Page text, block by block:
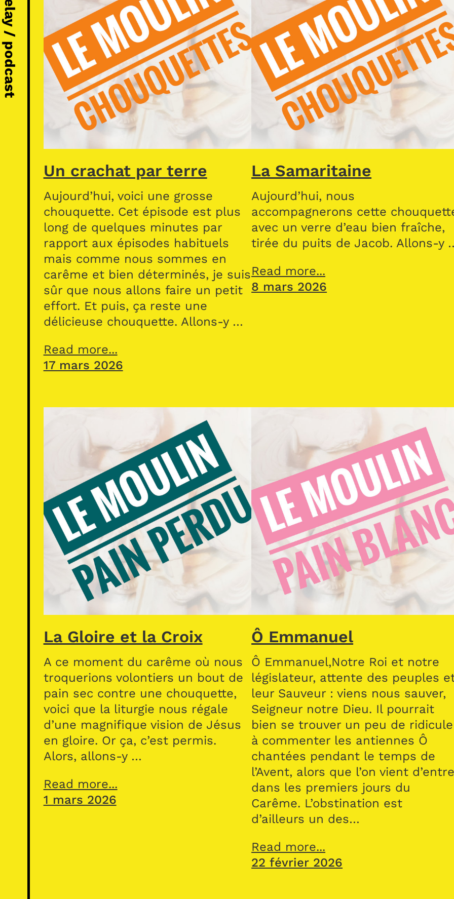
Un crachat par terre
Aujourd’hui, voici une grosse
chouquette. Cet épisode est plus
long de quelques minutes par
rapport aux épisodes habituels
mais comme nous sommes en
carême et bien déterminés, je suis
sûr que nous allons faire un petit
effort. Et puis, ça reste une
délicieuse chouquette. Allons-y …
Read more...
17 mars 2026
La Samaritaine
Aujourd’hui, nous
accompagnerons cette
avec un verre d’eau bien fraîche,
tirée du puits de Jacob. Allons-y
Read more...
8 mars 2026
La Gloire et la Croix
A ce moment du carême où nous
troquerions volontiers un bout de
pain sec contre une chouquette,
voici que la liturgie nous régale
d’une magnifique vision de Jésus
en gloire. Or ça, c’est permis.
Alors, allons-y …
Read more...
1 mars 2026
Ô Emmanuel
Ô Emmanuel,Notre Roi et notre
législateur, attente des peuples
leur Sauveur : viens nous sauver,
Seigneur notre Dieu. Il pourrait
bien se trouver un peu de ridicule
à commenter les antiennes Ô
chantées pendant le temps de
l’Avent, alors que l’on vient
dans les premiers jours du
Carême. L’obstination est
d’ailleurs un des…
Read more...
22 février 2026